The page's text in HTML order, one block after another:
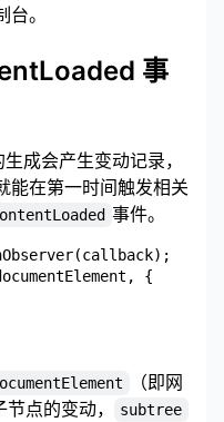
。
事
成会产生变动记录，
能在第一时间触发相关
事件。
{
（即网
点的变动， subtree